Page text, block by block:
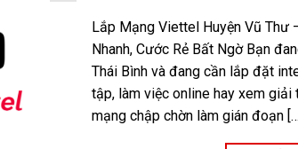
Lắp Mạng Viettel Huyện Vũ Thư
Nhanh, Cước Rẻ Bất Ngờ Bạn
Thái Bình và đang cần lắp đặt
tập, làm việc online hay xem giải
mạng chập chờn làm gián đoạn […]